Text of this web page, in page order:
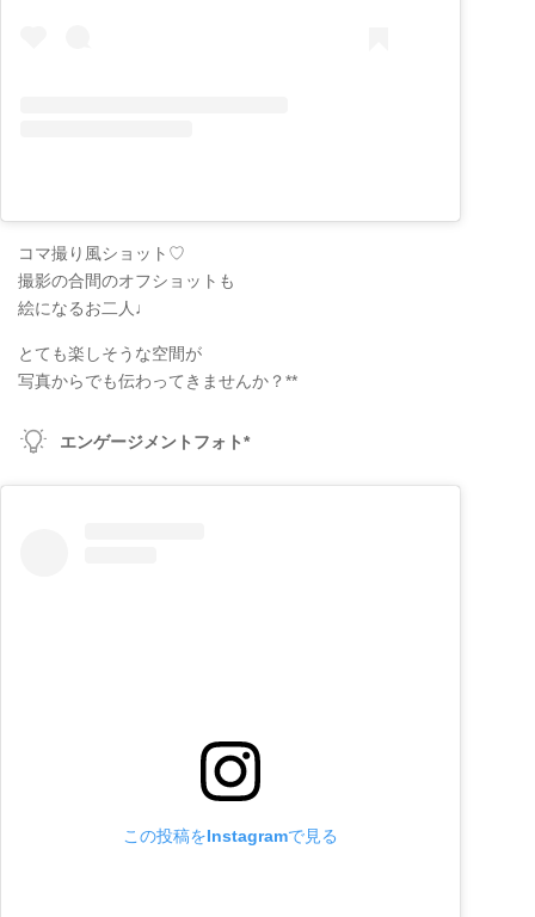
コマ撮り風ショット♡
撮影の合間のオフショットも
絵になるお二人♩
とても楽しそうな空間が
写真からでも伝わってきませんか？**
エンゲージメントフォト*
この投稿をInstagramで見る